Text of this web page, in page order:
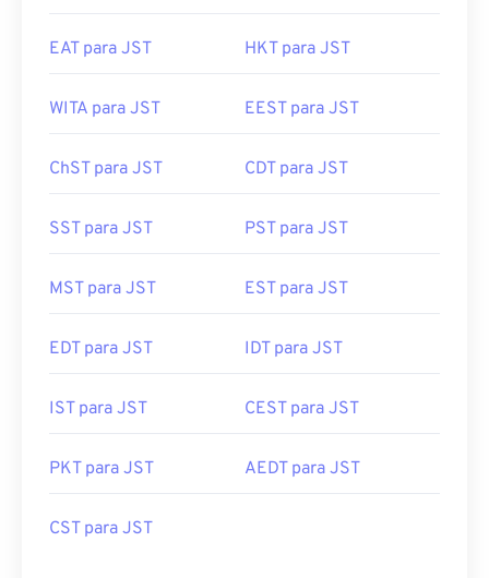
EAT para JST HKT para JST
WITA para JST EEST para JST
ChST para JST CDT para JST
SST para JST PST para JST
MST para JST EST para JST
EDT para JST IDT para JST
IST para JST CEST para JST
PKT para JST AEDT para JST
CST para JST